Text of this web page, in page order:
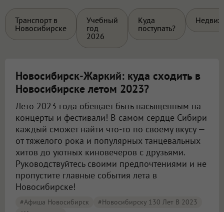
Транспорт в
Новосибирске
Учебный
год
2026
Куда
поступать?
Новосибирск-Жаркий: куда сходить в
Новосибирске летом 2023?
Лето 2023 года обещает быть насыщенным на
концерты и фестивали! В самом сердце Сибири
каждый сможет найти что-то по своему вкусу —
от тяжелого рока и популярных танцевальных
хитов до уютных киновечеров с друзьями.
Руководствуйтесь своими предпочтениями и не
пропустите главные события лета в
Новосибирске!
#Афиша Новосибирск
#Новосибирску 130 Лет В 2023